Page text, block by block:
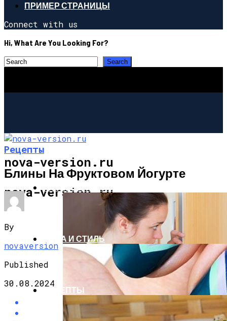
ПРИМЕР СТРАНИЦЫ
Connect with us
Hi, What Are You Looking For?
nova-version.ru
nova-version.ru
ИНТЕРЕСНОЕ И ПОЗНАВАТЕЛЬНОЕ
МОДА И СТИЛЬ
РЕЦЕПТЫ
Рецепты
Блины На Фруктовом Йогурте
By
novaversion
Published
30.08.2024